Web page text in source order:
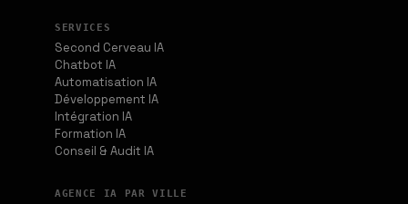
SERVICES
Second Cerveau IA
Chatbot IA
Automatisation IA
Développement IA
Intégration IA
Formation IA
Conseil & Audit IA
AGENCE IA PAR VILLE